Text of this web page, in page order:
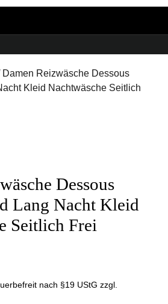
Damen Reizwäsche Dessous
Kleid Nachtwäsche Seitlich
Dessous
Lang Nacht Kleid
Seitlich Frei
nach §19 UStG zzgl.